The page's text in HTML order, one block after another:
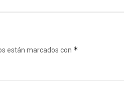
están marcados con *